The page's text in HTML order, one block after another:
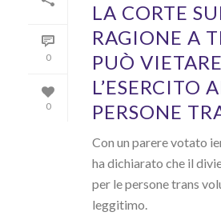
0
0
LA CORTE
RAGIONE A
PUÒ VIETARE
L’ESERCITO
PERSONE
Con un parere votato
ha dichiarato che il
per le persone trans
leggitimo.